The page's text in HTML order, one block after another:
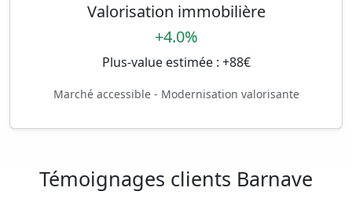
Valorisation immobilière
+4.0%
Plus-value estimée : +88€
Marché accessible - Modernisation valorisante
Témoignages clients Barnave